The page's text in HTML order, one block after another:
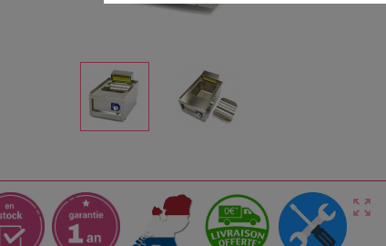
zoom_out_map